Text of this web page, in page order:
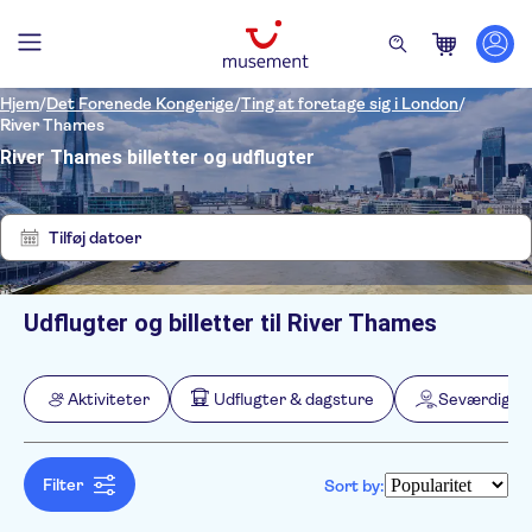
Hjem/Det Forenede Kongerige/Ting at foretage sig i London/
River Thames
River Thames billetter og udflugter
Tilføj datoer
FiltersPris (voksen)
Min DKK Max DKK
NO-PICKUP
Alternativer
Øjeblikkelig bekræftelse
Gratis aflysning
Elektronisk billet
Små Grupper
Kørestolsvenlig
Kategorier
Aktiviteter
Aktiviteter i byen
Udflugter & dagsture
Seværdigheder & guidede
Aktivitetssprog
English
Spanish
Ryd Vis
28
resultater
Udflugter og billetter til River Thames
Aktiviteter Udflugter & dagsture
Filter Sort by: